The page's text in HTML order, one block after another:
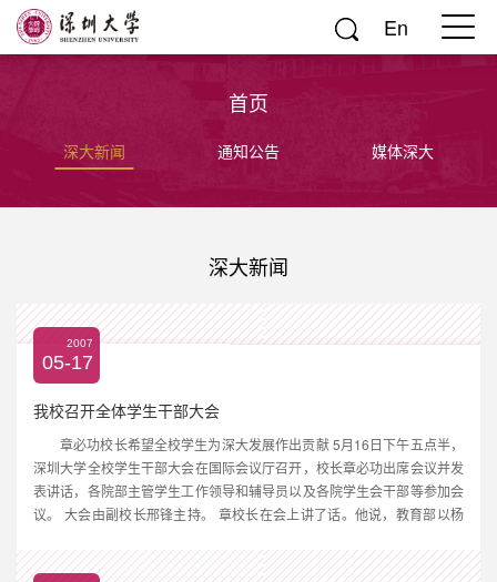
En
首页
深大新闻 通知公告 媒体深大
深大新闻
2007
05-17
我校召开全体学生干部大会
章必功校长希望全校学生为深大发展作出贡献 5月16日下午五点半，
深圳大学全校学生干部大会在国际会议厅召开，校长章必功出席会议并发
表讲话，各院部主管学生工作领导和辅导员以及各院学生会干部等参加会
议。 大会由副校长邢锋主持。 章校长在会上讲了话。他说，教育部以杨
学水平评估。教学评估第一评学校领...